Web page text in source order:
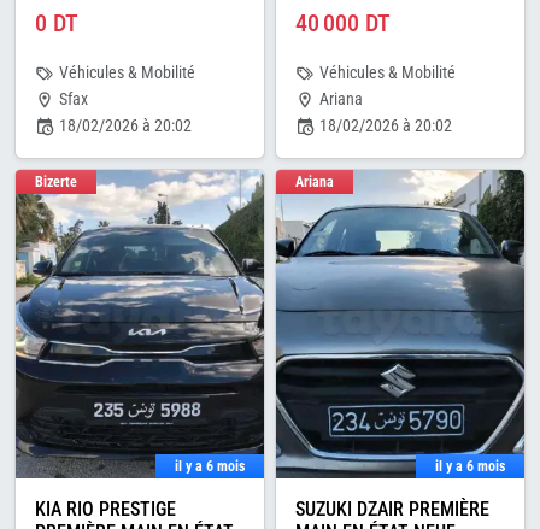
0 DT
Véhicules & Mobilité
Sfax
18/02/2026 à 20:02
40 000 DT
Véhicules & Mobilité
Ariana
18/02/2026 à 20:02
Bizerte
il y a 6 mois
KIA RIO PRESTIGE
Ariana
il y a 6 mois
SUZUKI DZAIR PREMIÈRE